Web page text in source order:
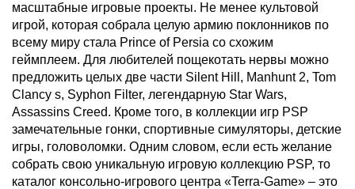
масштабные игровые проекты. Не менее культовой
игрой, которая собрала целую армию поклонников по
всему миру стала Prince of Persia со схожим
геймплеем. Для любителей пощекотать нервы можно
предложить целых две части Silent Hill, Manhunt 2, Tom
Clancy s, Syphon Filter, легендарную Star Wars,
Assassins Creed. Кроме того, в коллекции игр PSP
замечательные гонки, спортивные симуляторы, детские
игры, головоломки. Одним словом, если есть желание
собрать свою уникальную игровую коллекцию PSP, то
каталог консольно-игрового центра «Terra-Game» – это